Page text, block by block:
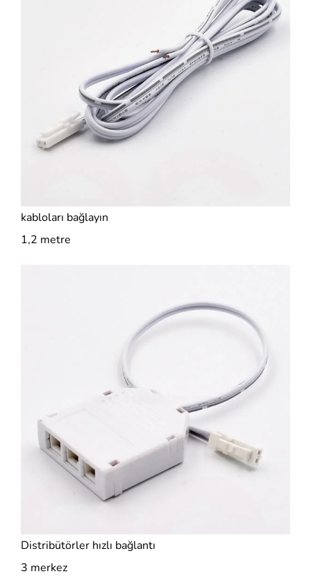
kabloları bağlayın
1,2 metre
Distribütörler hızlı bağlantı
3 merkez